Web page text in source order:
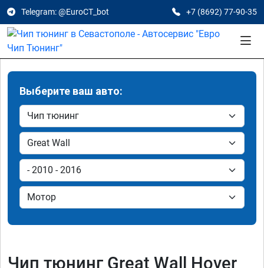
Telegram: @EuroCT_bot +7 (8692) 77-90-35
Выберите ваш авто:
Чип тюнинг Great Wall Hover